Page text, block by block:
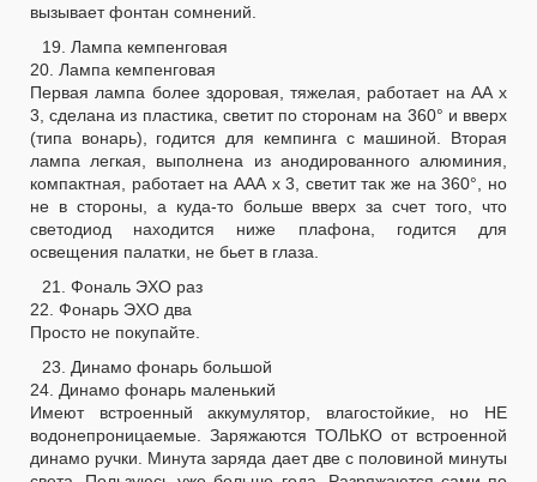
вызывает фонтан сомнений.
19. Лампа кемпенговая
20. Лампа кемпенговая
Первая лампа более здоровая, тяжелая, работает на АА х
3, сделана из пластика, светит по сторонам на 360° и вверх
(типа вонарь), годится для кемпинга с машиной. Вторая
лампа легкая, выполнена из анодированного алюминия,
компактная, работает на ААА х 3, светит так же на 360°, но
не в стороны, а куда-то больше вверх за счет того, что
светодиод находится ниже плафона, годится для
освещения палатки, не бьет в глаза.
21. Фональ ЭХО раз
22. Фонарь ЭХО два
Просто не покупайте.
23. Динамо фонарь большой
24. Динамо фонарь маленький
Имеют встроенный аккумулятор, влагостойкие, но НЕ
водонепроницаемые. Заряжаются ТОЛЬКО от встроенной
динамо ручки. Минута заряда дает две с половиной минуты